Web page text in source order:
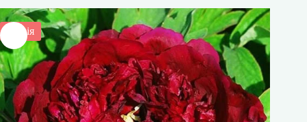
Акція